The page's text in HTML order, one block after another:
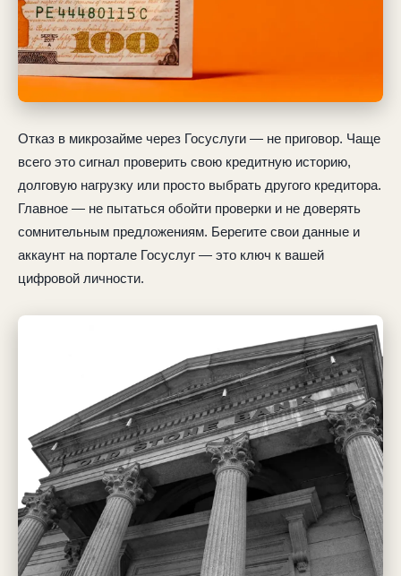
Отказ в микрозайме через Госуслуги — не приговор. Чаще
всего это сигнал проверить свою кредитную историю,
долговую нагрузку или просто выбрать другого кредитора.
Главное — не пытаться обойти проверки и не доверять
сомнительным предложениям. Берегите свои данные и
аккаунт на портале Госуслуг — это ключ к вашей
цифровой личности.